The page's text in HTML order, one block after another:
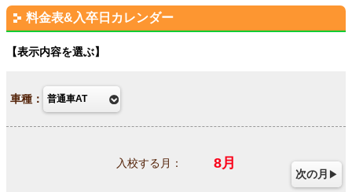
料金表&入卒日カレンダー
表示内容を選ぶ
車種：
入校する月： 8月
次の月